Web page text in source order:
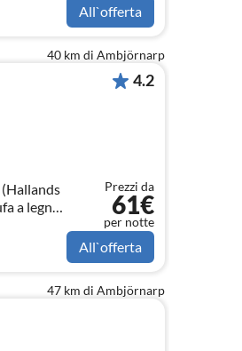
All`offerta
40 km di Ambjörnarp
a legna,
4.2
Prezzi da
61€
per notte
All`offerta
47 km di Ambjörnarp